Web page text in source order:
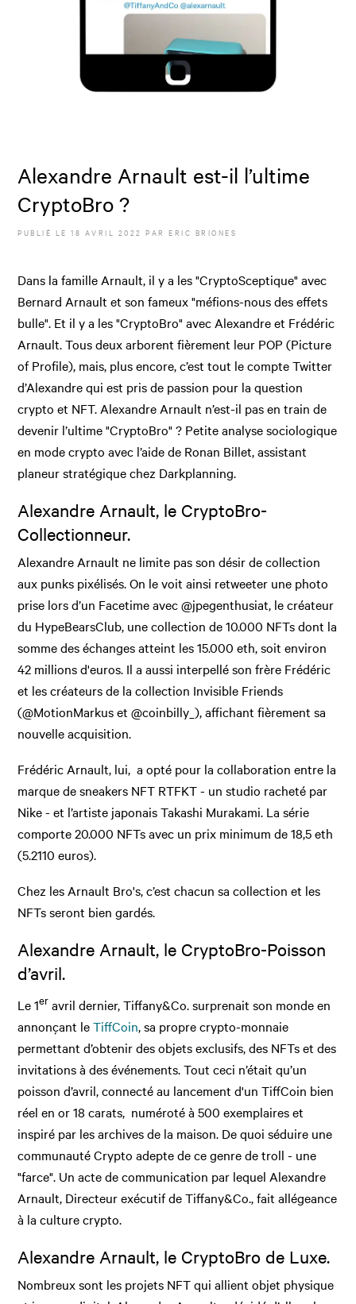
Alexandre Arnault est-il l’ultime
CryptoBro ?
PUBLIÉ LE18 AVRIL 2022 PARERIC BRIONES
Dans la famille Arnault, il y a les "CryptoSceptique" avec
Bernard Arnault et son fameux "méfions-nous des effets
bulle". Et il y a les "CryptoBro" avec Alexandre et Frédéric
Arnault. Tous deux arborent fièrement leur POP (Picture
of Profile), mais, plus encore, c’est tout le compte Twitter
d’Alexandre qui est pris de passion pour la question
crypto et NFT. Alexandre Arnault n’est-il pas en train de
devenir l’ultime "CryptoBro" ? Petite analyse sociologique
en mode crypto avec l’aide de Ronan Billet, assistant
planeur stratégique chez Darkplanning.
Alexandre Arnault, le CryptoBro-
Collectionneur.
Alexandre Arnault ne limite pas son désir de collection
aux punks pixélisés. On le voit ainsi retweeter une photo
prise lors d’un Facetime avec @jpegenthusiat, le créateur
du HypeBearsClub, une collection de 10.000 NFTs dont la
somme des échanges atteint les 15.000 eth, soit environ
42 millions d'euros. Il a aussi interpellé son frère Frédéric
et les créateurs de la collection Invisible Friends
(@MotionMarkus et @coinbilly_), affichant fièrement sa
nouvelle acquisition.
Frédéric Arnault, lui, a opté pour la collaboration entre la
marque de sneakers NFT RTFKT - un studio racheté par
Nike - et l’artiste japonais Takashi Murakami. La série
comporte 20.000 NFTs avec un prix minimum de 18,5 eth
(5.2110 euros).
Chez les Arnault Bro's, c’est chacun sa collection et les
NFTs seront bien gardés.
Alexandre Arnault, le CryptoBro-Poisson
d’avril.
Le 1er avril dernier, Tiffany&Co. surprenait son monde en
annonçant leTiffCoin, sa propre crypto-monnaie
permettant d’obtenir des objets exclusifs, des NFTs et des
invitations à des événements. Tout ceci n’était qu’un
poisson d’avril, connecté au lancement d'un TiffCoin bien
réel en or 18 carats, numéroté à 500 exemplaires et
inspiré par les archives de la maison. De quoi séduire une
communauté Crypto adepte de ce genre de troll - une
"farce". Un acte de communication par lequel Alexandre
Arnault, Directeur exécutif de Tiffany&Co., fait allégeance
à la culture crypto.
Alexandre Arnault, le CryptoBro de Luxe.
Nombreux sont les projets NFT qui allient objet physique